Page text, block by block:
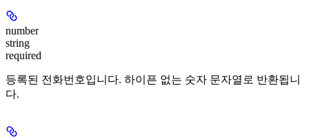
number
string
required
등록된 전화번호입니다. 하이픈 없는 숫자 문자열로 반환됩니
다.